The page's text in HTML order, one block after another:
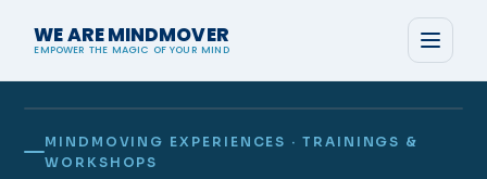
WE ARE MINDMOVER
EMPOWER THE MAGIC OF YOUR MIND
MINDMOVING EXPERIENCES · TRAININGS &
WORKSHOPS